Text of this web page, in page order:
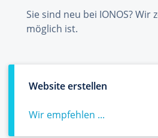
Sie sind neu bei IONOS? Wir
möglich ist.
Website erstellen
Wir empfehlen ...